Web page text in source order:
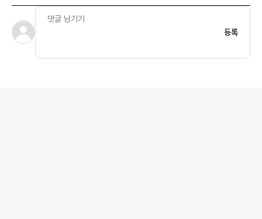
등록